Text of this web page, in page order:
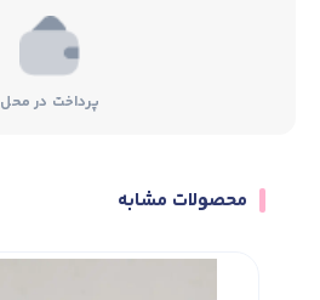
پرداخت در محل
محصولات مشابه